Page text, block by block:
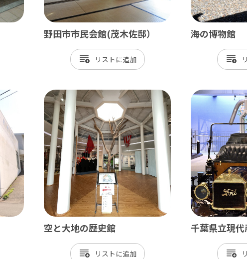
野田市市民会館(茂木佐邸）
リスト
海の博物館
空と大地の歴史館
リスト
千葉県立現